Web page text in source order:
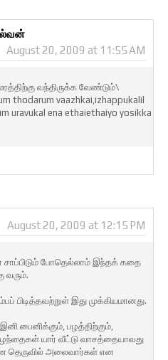
August 20, 2009 at 11:55 AM
வந்திருக்க வேண்டும்\
thodarum vaazhkai,izhappukalil
uravukal ena ethaiethaiyo yosikka
August 20, 2009 at 12:15 PM
போதெல்லாம் இந்தக் கதை
வரும்.
பிடித்தவற்றுள் இது முக்கியமானது.
பைனிக்கும், பழத்திற்கும்,
யார் வீட்டு வாசத்தையாவது
தெருவில் அலைவார்கள் என